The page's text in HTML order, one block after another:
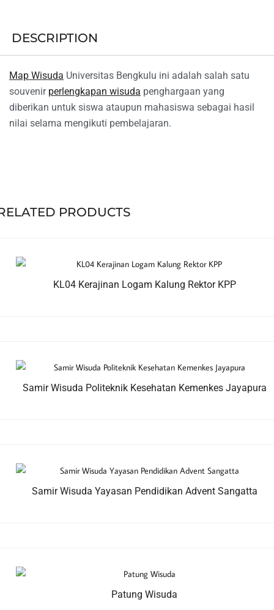
DESCRIPTION
Map Wisuda Universitas Bengkulu ini adalah salah satu
souvenir perlengkapan wisuda penghargaan yang
diberikan untuk siswa ataupun mahasiswa sebagai hasil
nilai selama mengikuti pembelajaran.
PRODUCTS
KL04 Kerajinan Logam Kalung Rektor KPP
Samir Wisuda Politeknik Kesehatan Kemenkes Jayapura
Samir Wisuda Yayasan Pendidikan Advent Sangatta
Patung Wisuda